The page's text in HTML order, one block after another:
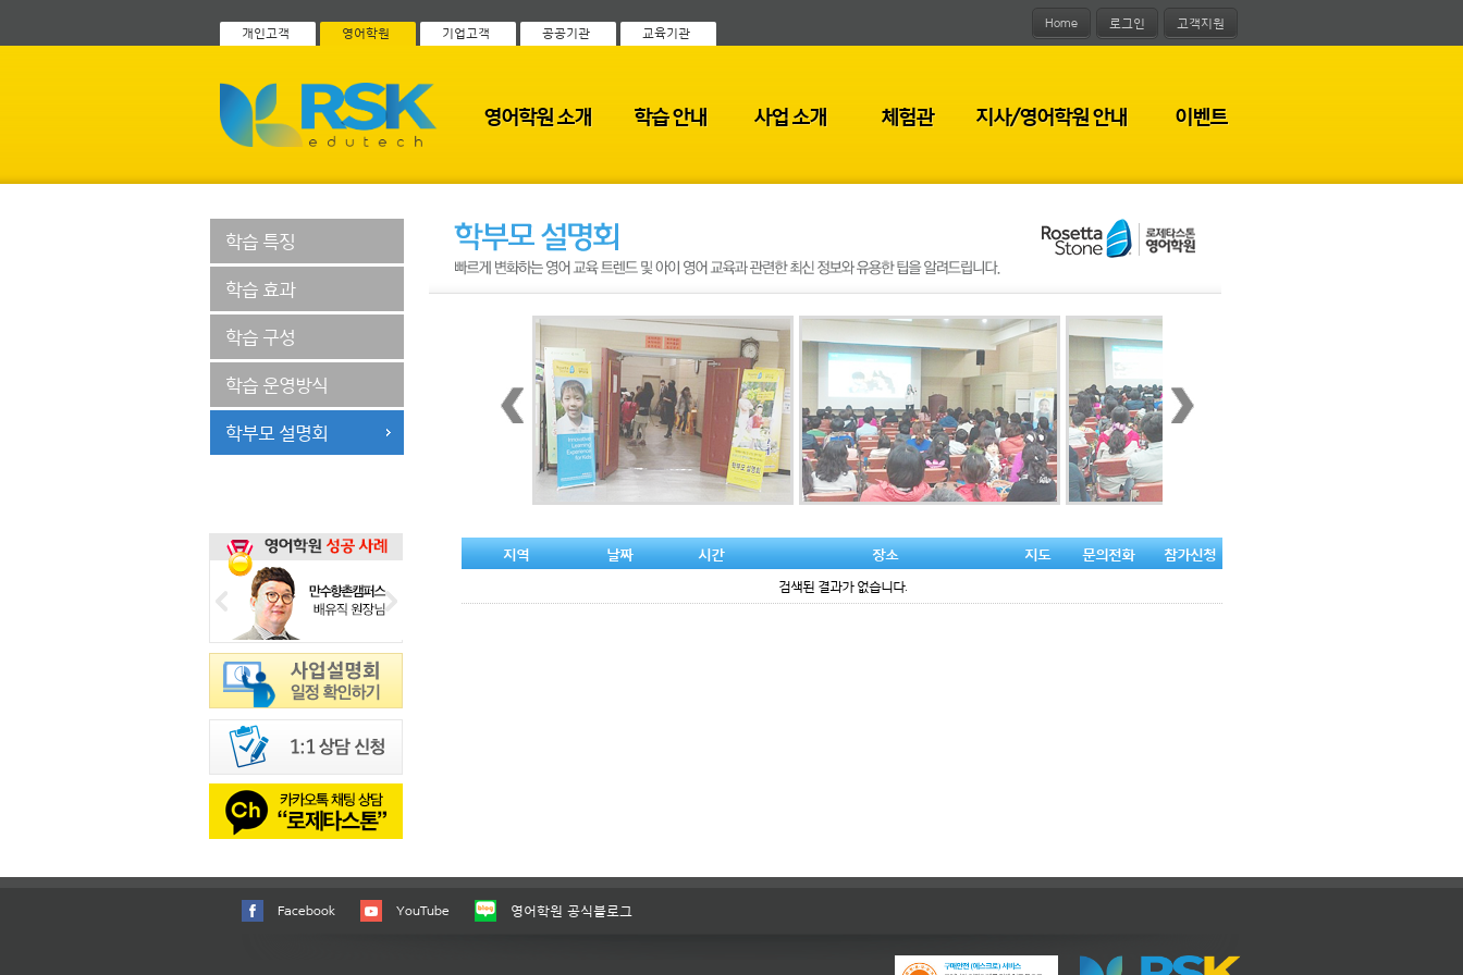
개인고객 영어학원 기업고객 공공기관 교육기관
Home 로그인 고객지원
영어학원 소개 학습 안내 사업 소개 체험관 지사/영어학원 안내 이벤트
학습 특징
학습 효과
학습 구성
학습 운영방식
학부모 설명회
지역 날짜 시간 장소 지도 문의전화 참가신청
검색된 결과가 없습니다.
Facebook YouTube 영어학원 공식블로그